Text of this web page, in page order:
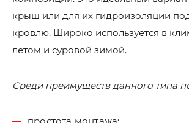
крыш или для их гидроизоляции
кровлю. Широко используется в
летом и суровой зимой.
Среди преимуществ данного типа